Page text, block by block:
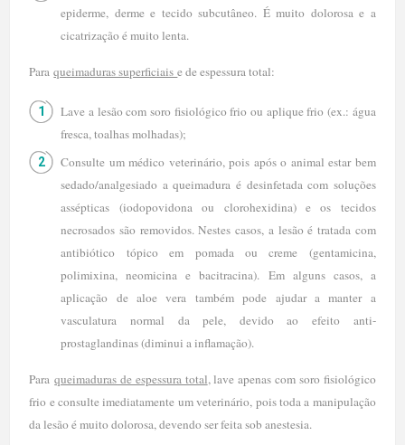
epiderme, derme e tecido subcutâneo. É muito dolorosa e a
cicatrização é muito lenta.
Paraqueimaduras superficiaise de espessura total:
Lave a lesão com soro fisiológico frio ou aplique frio (ex.: água
fresca, toalhas molhadas);
Consulte um médico veterinário, pois após o animal estar bem
sedado/analgesiado a queimadura é desinfetada com soluções
assépticas (iodopovidona ou clorohexidina) e os tecidos
necrosados são removidos. Nestes casos, a lesão é tratada com
antibiótico tópico em pomada ou creme (gentamicina,
polimixina, neomicina e bacitracina). Em alguns casos, a
aplicação de aloe vera também pode ajudar a manter a
vasculatura normal da pele, devido ao efeito anti-
prostaglandinas (diminui a inflamação).
Paraqueimaduras de espessura total, lave apenas com soro fisiológico
frio e consulte imediatamente um veterinário, pois toda a manipulação
da lesão é muito dolorosa, devendo ser feita sob anestesia.